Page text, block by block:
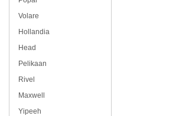
Volare
Hollandia
Head
Pelikaan
Rivel
Maxwell
Yipeeh